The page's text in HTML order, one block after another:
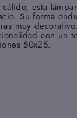
esta
Su forma
muy
con un
50x25.